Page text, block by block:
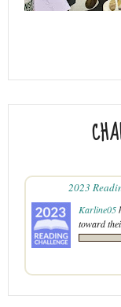
2023
Karline05
toward